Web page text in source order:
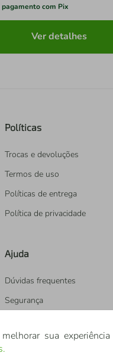
pagamento com Pix
Ver detalhes
Políticas
Trocas e devoluções
Termos de uso
Políticas de entrega
Política de privacidade
Ajuda
Dúvidas frequentes
Segurança
sua
.